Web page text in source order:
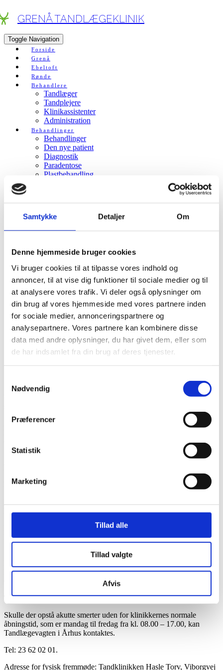
Samtykke Detaljer Om
Denne hjemmeside bruger cookies
Vi bruger cookies til at tilpasse vores indhold og
annoncer, til at vise dig funktioner til sociale medier og til
at analysere vores trafik. Vi deler også oplysninger om
din brug af vores hjemmeside med vores partnere inden
for sociale medier, annonceringspartnere og
analysepartnere. Vores partnere kan kombinere disse
data med andre oplysninger, du har givet dem, eller som
de har indsamlet fra din brug af deres tjenester.
Nødvendig
Præferencer
Statistik
Marketing
Tillad alle
Tillad valgte
Afvis
GRENÅ TANDLÆGEKLINIK
Toggle Navigation
Forside
Grenå
Ebeltoft
Rønde
Behandlere
Tandlæger
Tandplejere
Klinikassistenter
Administration
Behandlinger
Behandlinger
Den nye patient
Diagnostik
Paradentose
Plastbehandling
Visdomstænder
Protesebehandling
Bidskinner
Kontakt
Kontakt
Gode råd
Gode råd
Førstehjælp og hjertestarter
Efter fjernelse af tand
Efter implantatbehandling
Efter kirurgisk parodontalbehandling
Tandlægeforeningen.dk
Privatlivspolitik for patientbehandling
Privatlivspolitik
Priser
Welcome to WordPress. This is your first post. Edit or delete it, then
Author:Admin
Bestil tid i Grenå Tandlægeklinik: Tlf: 86 32 37 66 eller på 86 33 12
Kannikegade 10, 1. th – 8500 Grenå
Bestil tid i Ebeltoft Tandlægeklinik : Tlf: 86 34 25 52
E-mail:tandlaegen@c.dk
Skelhøjevej 2 – 8400 Ebeltoft
E-mail:info@roendetand.dk
TANDLÆGEVAGTEN:
Skulle der opstå akutte smerter uden for klinikkernes normale
åbningstid, som er mandag til fredag fra kl. 08.00 – 17.00, kan
Tandlægevagten i Århus kontaktes.
Tel: 23 62 02 01.
Adresse for fysisk fremmøde: Tandklinikken Hasle Torv, Viborgvej